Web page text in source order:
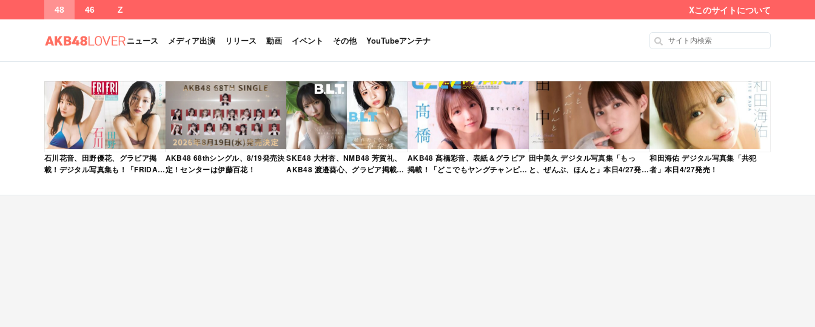
48 46 Z Xこのサイトについて
ニュース メディア出演 リリース 動画 イベント その他 YouTubeアンテナ
石川花音、田野優花、グラビア掲
載！デジタル写真集も！「FRIDAY
発売！
AKB48 68thシングル、8/19発売決
定！センターは伊藤百花！
SKE48 大村杏、NMB48 芳賀礼、
AKB48 渡邉葵心、グラビア掲載！
月号」本日4/28発売！
AKB48 髙橋彩音、表紙＆グラビア
掲載！「どこでもヤングチャンピオ
田中美久 デジタル写真集「もっ
と、ぜんぶ、ほんと」本日4/27発
和田海佑 デジタル写真集「共犯
者」本日4/27発売！